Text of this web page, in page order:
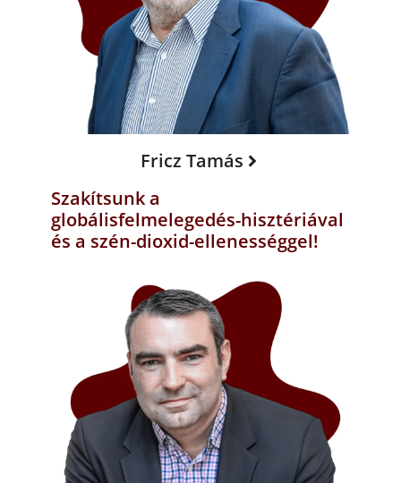
Fricz Tamás
Szakítsunk a
globálisfelmelegedés-hisztériával
és a szén-dioxid-ellenességgel!